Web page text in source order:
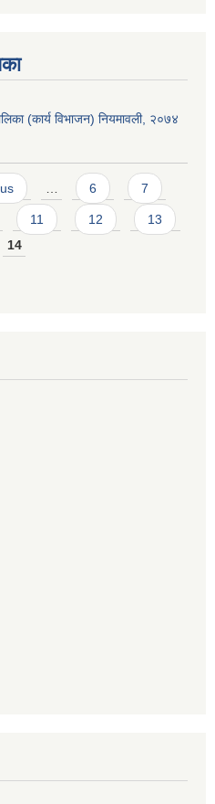
(कार्य विभाजन) नियमावली, २०७४
… 6 7
11 12
13
14